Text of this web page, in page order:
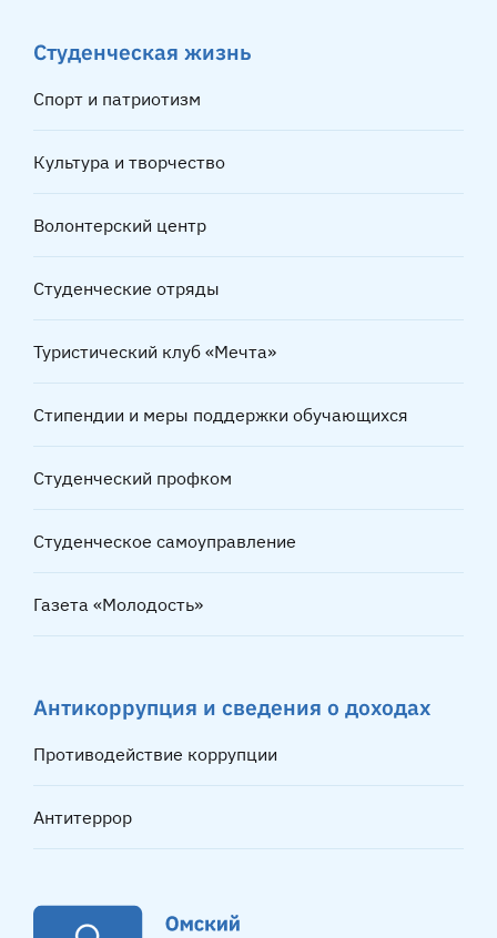
Студенческая жизнь
Спорт и патриотизм
Культура и творчество
Волонтерский центр
Студенческие отряды
Туристический клуб «Мечта»
Стипендии и меры поддержки обучающихся
Студенческий профком
Студенческое самоуправление
Газета «Молодость»
Антикоррупция и сведения о доходах
Противодействие коррупции
Антитеррор